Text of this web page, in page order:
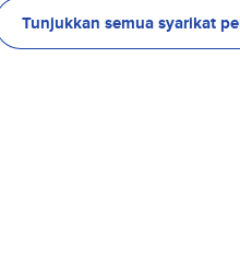
Tunjukkan semua syarikat